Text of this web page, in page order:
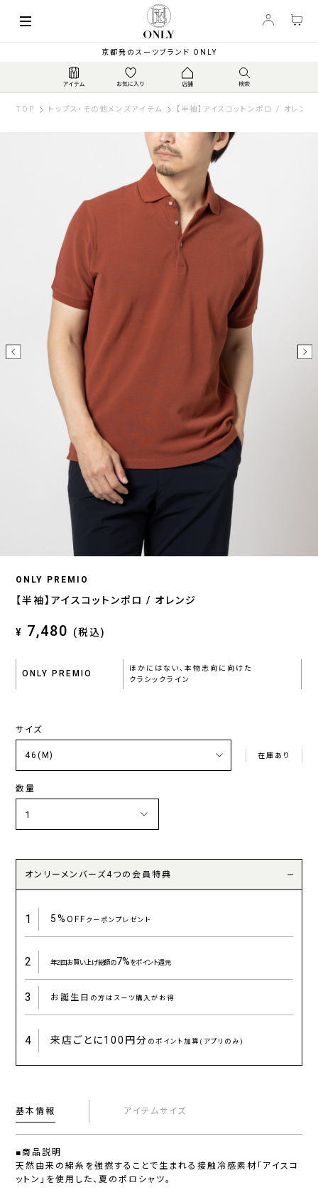
京都発のスーツブランド ONLY
TOP トップス・その他メンズアイテム 【半袖】アイスコットンポロ / オレンジ
ONLY PREMIO
【半袖】アイスコットンポロ / オレンジ
¥ 7,480 (税込)
ONLY PREMIO
ほかにはない、本物志向に向けた
クラシックライン
サイズ
在庫あり
数量
オンリーメンバーズ4つの会員特典
1 5%OFFクーポンプレゼント
2 年2回お買い上げ総額の7%をポイント還元
3 お誕生日 の方はスーツ購入がお得
4 来店ごとに100円分 のポイント加算(アプリのみ)
基本情報 アイテムサイズ
■商品説明
天然由来の綿糸を強撚することで生まれる接触冷感素材「アイスコ
ットン」を使用した、夏のポロシャツ。